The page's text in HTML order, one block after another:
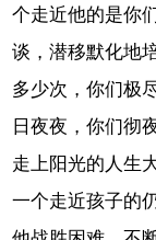
个走近他的是你
谈，潜移默化地
多少次，你们极
日夜夜，你们彻
走上阳光的人生
一个走近孩子的